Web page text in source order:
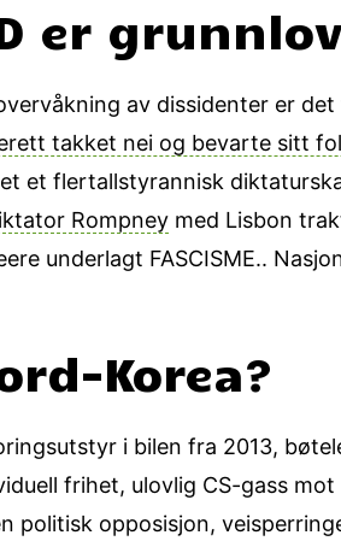
er
av dissidenter er
takket nei og bevarte sitt
et flertallstyrannisk
Rompney med Lisbon
underlagt FASCISME..
Korea?
i bilen fra 2013,
frihet, ulovlig CS-gass
politisk opposisjon,